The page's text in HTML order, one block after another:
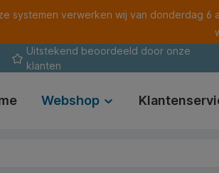
systemen verwerken wij van donderdag
Uitstekend beoordeeld door onze
klanten
Webshop